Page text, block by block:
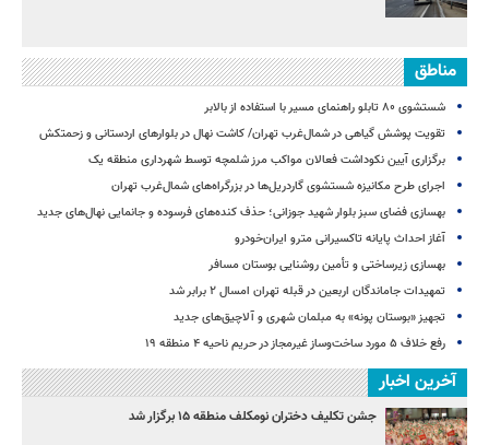
مناطق
شستشوی ۸۰ تابلو راهنمای مسیر با استفاده از بالابر
تقویت پوشش گیاهی در شمال‌غرب تهران/ کاشت نهال در بلوارهای اردستانی و زحمتکش
برگزاری آیین نکوداشت فعالان مواکب مرز شلمچه توسط شهرداری منطقه یک
اجرای طرح مکانیزه شستشوی گاردریل‌ها در بزرگراه‌های شمال‌غرب تهران
بهسازی فضای سبز بلوار شهید جوزانی؛ حذف کنده‌های فرسوده و جانمایی نهال‌های جدید
آغاز احداث پایانه تاکسیرانی مترو ایران‌خودرو
بهسازی زیرساختی و تأمین روشنایی بوستان مسافر
تمهیدات جاماندگان اربعین در قبله تهران امسال ۲ برابر شد
تجهیز «بوستان پونه» به مبلمان شهری و آلاچیق‌های جدید
رفع خلاف ۵ مورد ساخت‌وساز غیرمجاز در حریم ناحیه ۴ منطقه ۱۹
آخرین اخبار
جشن تکلیف دختران نومکلف منطقه ۱۵ برگزار شد